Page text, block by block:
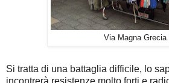
Via Magna Grecia
Si tratta di una battaglia difficile, lo